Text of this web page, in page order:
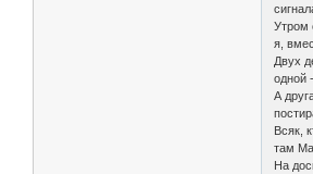
Утром
я,
Двух
одной
А
Всяк,
там
На